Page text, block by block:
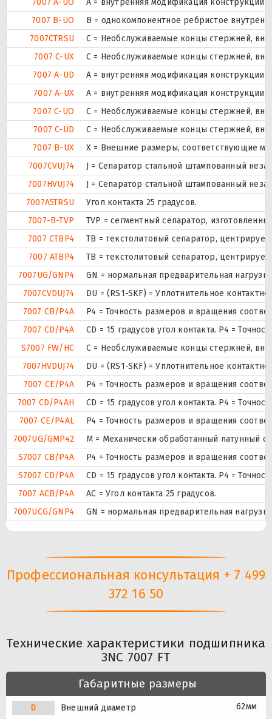
7007 A-UO
A = внутренняя модификация конструкции.
7007 B-UO
B = однокомпонентное ребристое
7007CTRSU
С = Необслуживаемые концы стержней,
7007 C-UX
С = Необслуживаемые концы стержней,
7007 A-UD
A = внутренняя модификация конструкции.
7007 A-UX
A = внутренняя модификация конструкции.
7007 C-UO
С = Необслуживаемые концы стержней,
7007 C-UD
С = Необслуживаемые концы стержней,
7007 B-UX
X = Внешние размеры, соответствующие
7007CVUJ74
J = Сепаратор стальной штампованный
7007HVUJ74
J = Сепаратор стальной штампованный
7007A5TRSU
Угол контакта 25 градусов.
7007-B-TVP
TVP = сегментный сепаратор,
7007 CTBP4
ТВ = текстолитовый сепаратор,
7007 ATBP4
ТВ = текстолитовый сепаратор,
7007UG/GNP4
GN = нормальная предварительная
7007CVDUJ74
DU = (RS1-SKF) = Уплотнительное
7007 CB/P4A
P4 = Точность размеров и вращения
7007 CD/P4A
CD = 15 градусов угол контакта. P4 =
S7007 FW/HC
С = Необслуживаемые концы стержней,
7007HVDUJ74
DU = (RS1-SKF) = Уплотнительное
7007 CE/P4A
P4 = Точность размеров и вращения
7007 CD/P4AH
CD = 15 градусов угол контакта. P4 =
7007 CE/P4AL
P4 = Точность размеров и вращения
7007UG/GMP42
М = Механически обработанный латунный
S7007 CB/P4A
P4 = Точность размеров и вращения
S7007 CD/P4A
CD = 15 градусов угол контакта. P4 =
7007 ACB/P4A
AC = Угол контакта 25 градусов.
7007UCG/GNP4
GN = нормальная предварительная
Профессиональная консультация + 7 499
372 16 50
Технические характеристики подшипника
3NC 7007 FT
Габаритные размеры
D Внешний диаметр 62мм